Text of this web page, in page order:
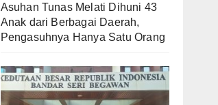
Asuhan Tunas Melati Dihuni 43
Anak dari Berbagai Daerah,
Pengasuhnya Hanya Satu Orang